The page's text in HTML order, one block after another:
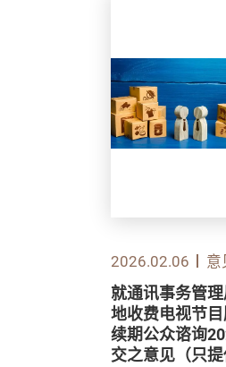
2026.02.06 意
就通讯事务管
地收费电视节
续期公众谘询
交之意见（只